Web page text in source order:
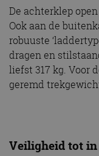
De achterklep
Ook aan de
robuuste
dragen en
liefst 317 kg. Voor
geremd
Veiligheid tot